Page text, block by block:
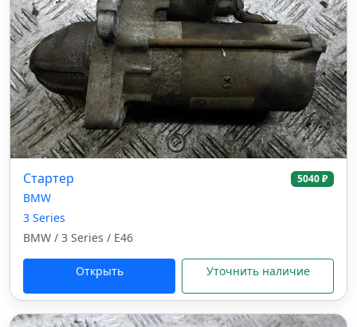
Стартер 5040 ₽
BMW
3 Series
BMW / 3 Series / E46
Открыть Уточнить наличие